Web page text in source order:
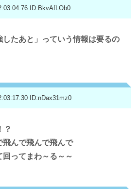
ID:BkvAfLOb0
したあと」っていう情報は要るの
ID:nDax31mz0
？
飛んで飛んで飛んで
回ってまわ～る～～